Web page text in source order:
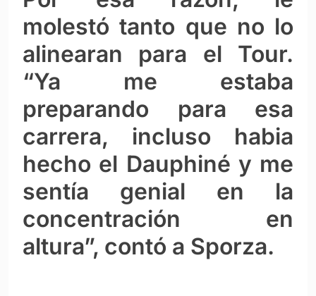
molestó tanto que no lo
alinearan para el Tour.
“Ya me estaba
preparando para esa
carrera, incluso habia
hecho el Dauphiné y me
sentía genial en la
concentración en
altura”, contó a Sporza.